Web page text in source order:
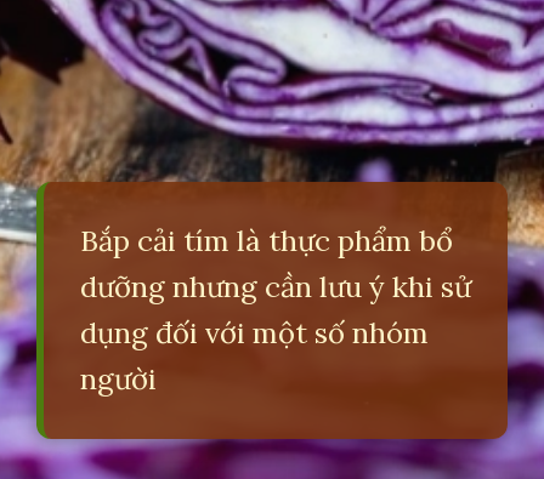
Bắp cải tím là thực phẩm bổ
dưỡng nhưng cần lưu ý khi sử
dụng đối với một số nhóm
người